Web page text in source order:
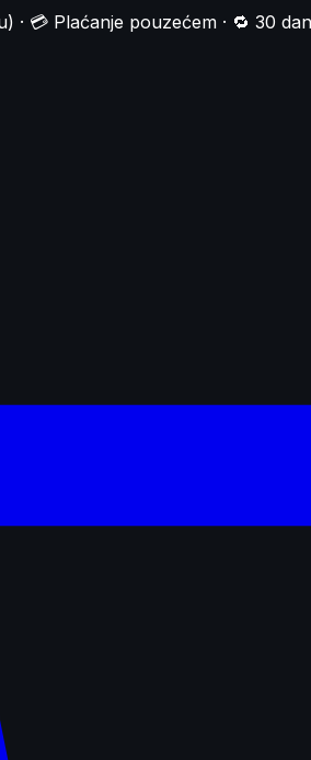
💳 Plaćanje pouzećem · 🔁 30